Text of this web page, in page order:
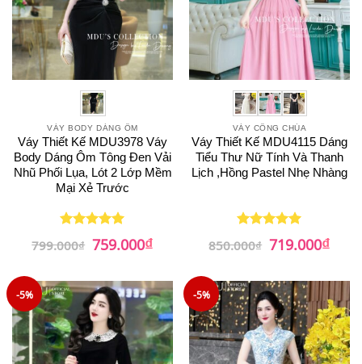
VÁY BODY DÁNG ÔM
Váy Thiết Kế MDU3978 Váy
Body Dáng Ôm Tông Đen Vải
Nhũ Phối Lụa, Lót 2 Lớp Mềm
Mại Xẻ Trước
Được xếp
hạng
55
799.000₫ Giá
gốc
759.000₫Giá
hiện
759.000₫.
VÁY CÔNG CHÚA
Váy Thiết Kế MDU4115 Dáng
Tiểu Thư Nữ Tính Và Thanh
Lịch ,Hồng Pastel Nhẹ Nhàng
Được xếp
hạng
55
850.000₫ Giá
gốc
719.000₫Giá
hiện
-5% -5%